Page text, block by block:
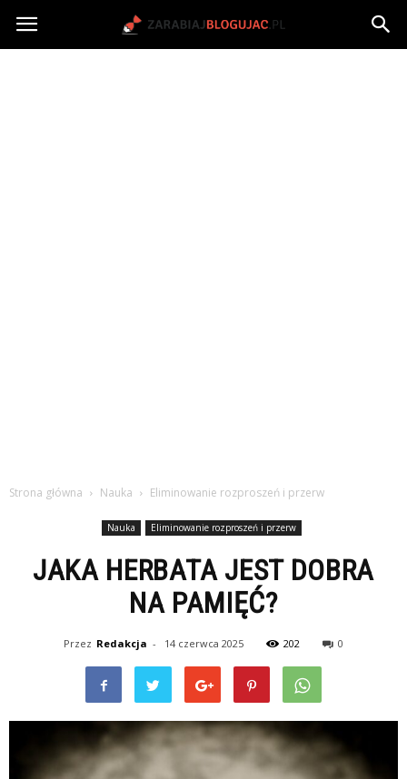
Jak
Strona główna Nauka Eliminowanie rozproszeń i przerw
Nauka Eliminowanie rozproszeń i przerw
JAKA HERBATA JEST DOBRA
NA PAMIĘĆ?
Przez Redakcja - 14 czerwca 2025 202 0